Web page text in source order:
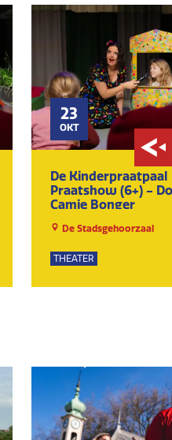
23
OKT
De Kinderpraatpaal
Praatshow (6+) -
Camie Bonger
De Stadsgehoorzaal
THEATER